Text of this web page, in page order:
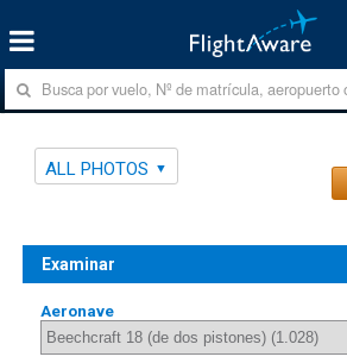
ALL PHOTOS
Examinar
Aeronave